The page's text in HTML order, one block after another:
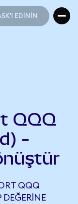
EDİNİN
QQQ
-
QQQ
DEĞERINE